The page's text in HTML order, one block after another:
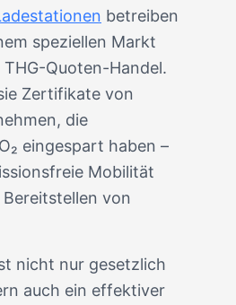
betreiben
speziellen Markt
Quoten-Handel.
Zertifikate von
die
eingespart haben –
Mobilität
von
nicht nur gesetzlich
auch ein effektiver